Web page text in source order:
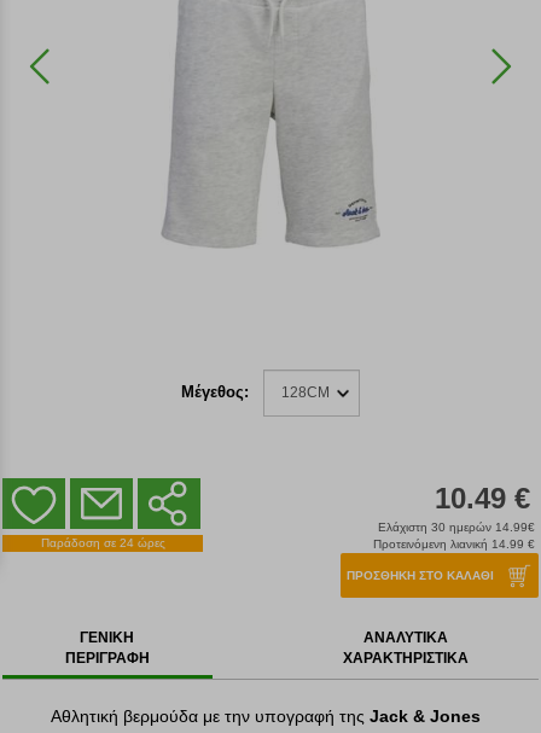
Μέγεθος: 128CM
Παράδοση σε 24 ώρες
10.49 €
Ελάχιστη 30 ημερών 14.99€
Προτεινόμενη λιανική 14.99 €
ΠΡΟΣΘΗΚΗ ΣΤΟ ΚΑΛΑΘΙ
ΓΕΝΙΚΗ
ΠΕΡΙΓΡΑΦΗ
ΑΝΑΛΥΤΙΚΑ
ΧΑΡΑΚΤΗΡΙΣΤΙΚΑ
Αθλητική βερμούδα με την υπογραφή τηςJack & Jones